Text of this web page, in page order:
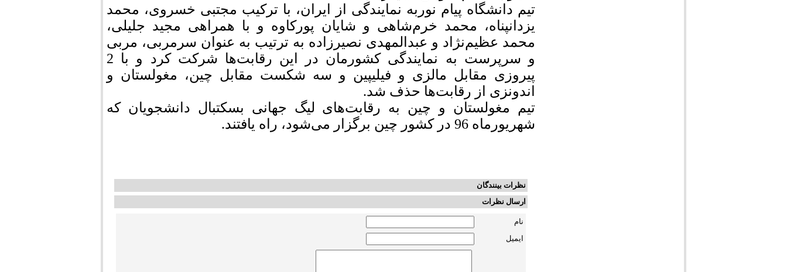
تیم دانشگاه پیام نوربه نمایندگی از ایران، با ترکیب مجتبی خسروی، محمد
یزدانپناه، محمد خرم‌شاهی و شایان پورکاوه و با همراهی مجید جلیلی،
محمد عظیم‌نژاد و عبدالمهدی نصیرزاده به ‌ترتیب به عنوان سرمربی، مربی
و سرپرست به نمایندگی کشورمان در این رقابت‌ها شرکت کرد و با 2
پیروزی مقابل مالزی و فیلیپین و سه شکست مقابل چین، مغولستان و
اندونزی از رقابت‌ها حذف شد.
تیم مغولستان و چین به رقابت‌های لیگ جهانی بسکتبال دانشجویان که
شهریورماه 96 در کشور چین برگزار می‌شود، راه یافتند.
نظرات بینندگان
ارسال نظرات
نام
ایمیل